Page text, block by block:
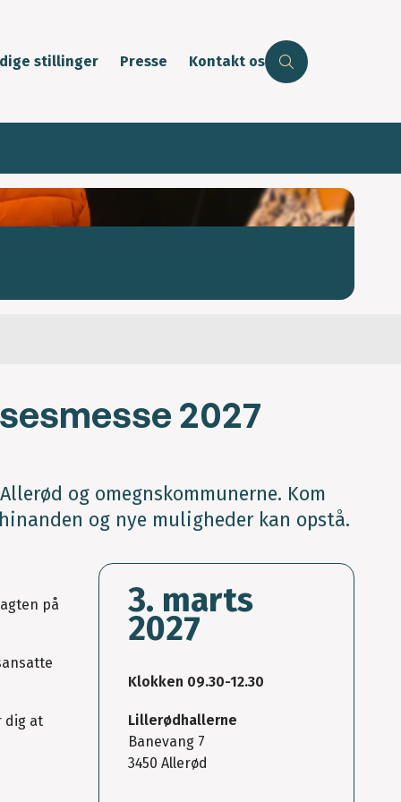
stillinger Presse Kontakt os
2027
og omegnskommunerne. Kom
og nye muligheder kan opstå.
på
dig at
3. marts
2027
Klokken 09.30-12.30
Lillerødhallerne
Banevang 7
3450 Allerød